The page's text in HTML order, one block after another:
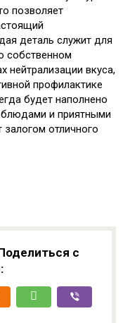
позволяет
деталь служит для
собственном
нейтрализации вкуса,
профилактике
будет наполнено
и приятными
залогом отличного
с